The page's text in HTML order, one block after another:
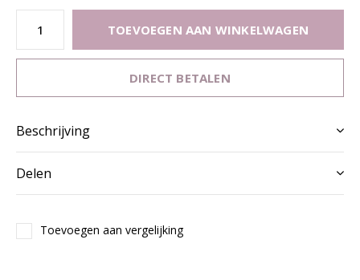
TOEVOEGEN AAN WINKELWAGEN
DIRECT BETALEN
Beschrijving
Delen
Toevoegen aan vergelijking